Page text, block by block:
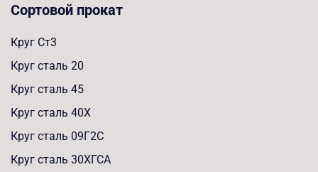
Сортовой прокат
Круг Ст3
Круг сталь 20
Круг сталь 45
Круг сталь 40Х
Круг сталь 09Г2С
Круг сталь 30ХГСА